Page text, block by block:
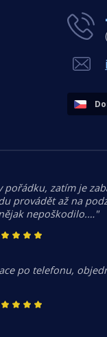
pořádku, zatím je
provádět až na
nepoškodilo.…"
po telefonu,